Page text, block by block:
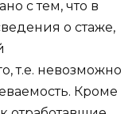
с тем, что в
о стаже,
т.е. невозможно
Кроме